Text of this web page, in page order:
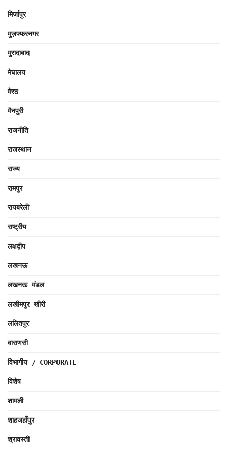
मिर्जापुर
मुज़फ्फरनगर
मुरादाबाद
मेघालय
मेरठ
मैनपुरी
राजनीति
राजस्थान
राज्य
रामपुर
रायबरेली
राष्ट्रीय
लक्षद्वीप
लखनऊ
लखनऊ मंडल
लखीमपुर खीरी
ललितपुर
वाराणसी
विभागीय / CORPORATE
विशेष
शामली
शाहजहाँपुर
श्रावस्ती